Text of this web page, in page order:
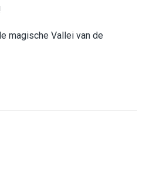
magische Vallei van de